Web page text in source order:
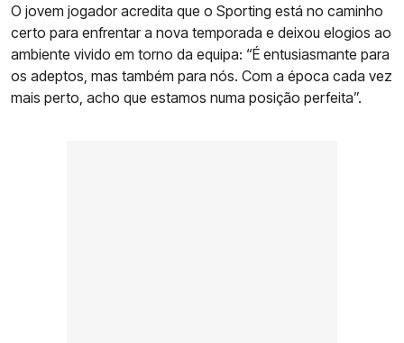
O jovem jogador acredita que o Sporting está no caminho
certo para enfrentar a nova temporada e deixou elogios ao
ambiente vivido em torno da equipa: “É entusiasmante para
os adeptos, mas também para nós. Com a época cada vez
mais perto, acho que estamos numa posição perfeita”.